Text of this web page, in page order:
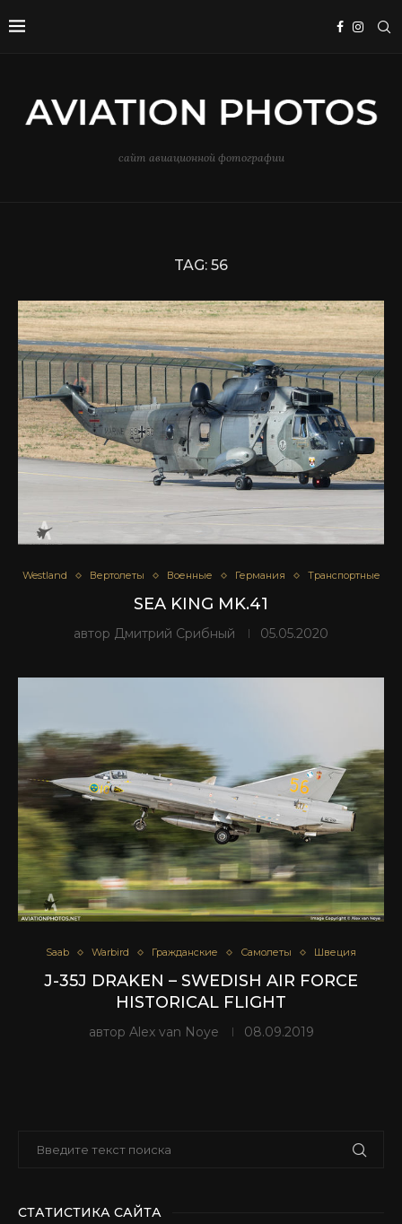
сайт авиационной фотографии
TAG: 56
Westland Вертолеты Военные Германия Транспортные
SEA KING MK.41
автор Дмитрий Срибный 05.05.2020
Saab Warbird Гражданские Самолеты Швеция
J-35J DRAKEN – SWEDISH AIR FORCE
HISTORICAL FLIGHT
автор Alex van Noye 08.09.2019
СТАТИСТИКА САЙТА